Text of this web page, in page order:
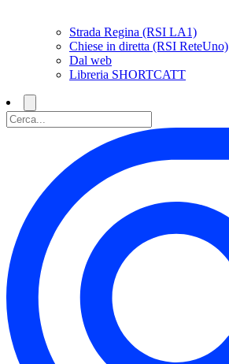
Strada Regina (RSI LA1)
Chiese in diretta (RSI ReteUno)
Dal web
Libreria SHORTCATT